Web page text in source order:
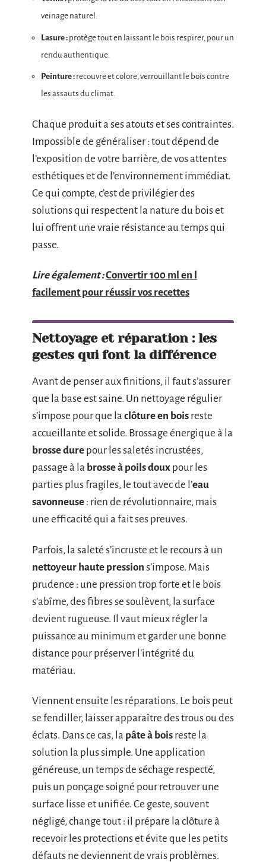
veinage naturel.
Lasure : protège tout en laissant le bois respirer, pour un
rendu authentique.
Peinture : recouvre et colore, verrouillant le bois contre
les assauts du climat.
Chaque produit a ses atouts et ses contraintes.
Impossible de généraliser : tout dépend de
l’exposition de votre barrière, de vos attentes
esthétiques et de l’environnement immédiat.
Ce qui compte, c’est de privilégier des
solutions qui respectent la nature du bois et
lui offrent une vraie résistance au temps qui
passe.
Lire également :Convertir 100 ml en l
facilement pour réussir vos recettes
Nettoyage et réparation : les
gestes qui font la différence
Avant de penser aux finitions, il faut s’assurer
que la base est saine. Un nettoyage régulier
s’impose pour que la clôture en bois reste
accueillante et solide. Brossage énergique à la
brosse dure pour les saletés incrustées,
passage à la brosse à poils doux pour les
parties plus fragiles, le tout avec de l’eau
savonneuse : rien de révolutionnaire, mais
une efficacité qui a fait ses preuves.
Parfois, la saleté s’incruste et le recours à un
nettoyeur haute pression s’impose. Mais
prudence : une pression trop forte et le bois
s’abîme, des fibres se soulèvent, la surface
devient rugueuse. Il vaut mieux régler la
puissance au minimum et garder une bonne
distance pour préserver l’intégrité du
matériau.
Viennent ensuite les réparations. Le bois peut
se fendiller, laisser apparaître des trous ou des
éclats. Dans ce cas, la pâte à bois reste la
solution la plus simple. Une application
généreuse, un temps de séchage respecté,
puis un ponçage soigné pour retrouver une
surface lisse et unifiée. Ce geste, souvent
négligé, change tout : il prépare la clôture à
recevoir les protections et évite que les petits
défauts ne deviennent de vrais problèmes.